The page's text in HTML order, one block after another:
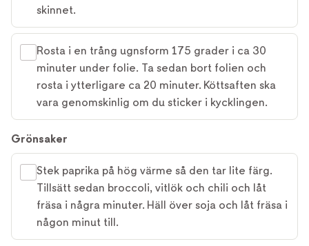
skinnet.
Rosta i en trång ugnsform 175 grader i ca 30
minuter under folie. Ta sedan bort folien och
rosta i ytterligare ca 20 minuter. Köttsaften ska
vara genomskinlig om du sticker i kycklingen.
Grönsaker
Stek paprika på hög värme så den tar lite färg.
Tillsätt sedan broccoli, vitlök och chili och låt
fräsa i några minuter. Häll över soja och låt fräsa i
någon minut till.